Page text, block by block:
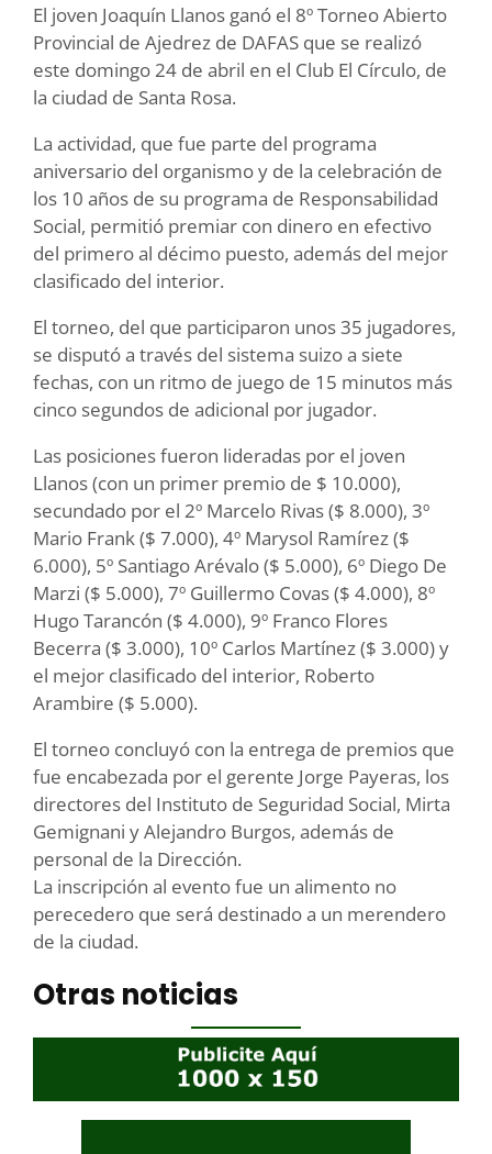
El joven Joaquín Llanos ganó el 8º Torneo Abierto
Provincial de Ajedrez de DAFAS que se realizó
este domingo 24 de abril en el Club El Círculo, de
la ciudad de Santa Rosa.
La actividad, que fue parte del programa
aniversario del organismo y de la celebración de
los 10 años de su programa de Responsabilidad
Social, permitió premiar con dinero en efectivo
del primero al décimo puesto, además del mejor
clasificado del interior.
El torneo, del que participaron unos 35 jugadores,
se disputó a través del sistema suizo a siete
fechas, con un ritmo de juego de 15 minutos más
cinco segundos de adicional por jugador.
Las posiciones fueron lideradas por el joven
Llanos (con un primer premio de $ 10.000),
secundado por el 2º Marcelo Rivas ($ 8.000), 3º
Mario Frank ($ 7.000), 4º Marysol Ramírez ($
6.000), 5º Santiago Arévalo ($ 5.000), 6º Diego De
Marzi ($ 5.000), 7º Guillermo Covas ($ 4.000), 8º
Hugo Tarancón ($ 4.000), 9º Franco Flores
Becerra ($ 3.000), 10º Carlos Martínez ($ 3.000) y
el mejor clasificado del interior, Roberto
Arambire ($ 5.000).
El torneo concluyó con la entrega de premios que
fue encabezada por el gerente Jorge Payeras, los
directores del Instituto de Seguridad Social, Mirta
Gemignani y Alejandro Burgos, además de
personal de la Dirección.
La inscripción al evento fue un alimento no
perecedero que será destinado a un merendero
de la ciudad.
Otras noticias